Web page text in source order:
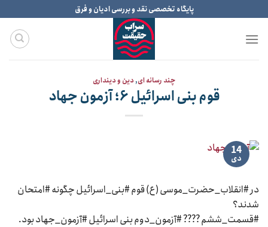
to
content
پایگاه تخصصی نقد و بررسی ادیان و فرق
چند رسانه ای,دین و دینداری
قوم بنی اسرائیل ۶؛ آزمون جهاد
14
دی
در #انقلاب_حضرت_موسی (ع) قوم #بنی_اسرائیل چگونه #امتحان
شدند؟
#قسمت_ششم ???? #آزمون_دوم بنی اسرائیل #آزمون_جهاد بود.